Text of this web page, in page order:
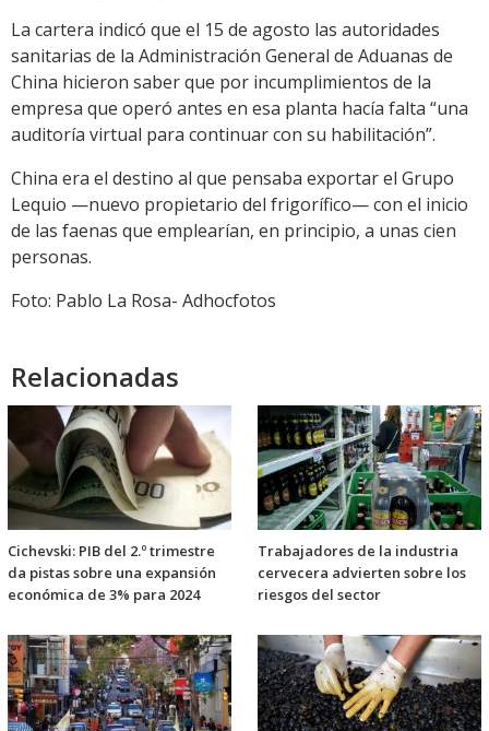
La cartera indicó que el 15 de agosto las autoridades
sanitarias de la Administración General de Aduanas de
China hicieron saber que por incumplimientos de la
empresa que operó antes en esa planta hacía falta “una
auditoría virtual para continuar con su habilitación”.
China era el destino al que pensaba exportar el Grupo
Lequio —nuevo propietario del frigorífico— con el inicio
de las faenas que emplearían, en principio, a unas cien
personas.
Foto: Pablo La Rosa- Adhocfotos
Relacionadas
Cichevski: PIB del 2.º trimestre
da pistas sobre una expansión
económica de 3% para 2024
Trabajadores de la industria
cervecera advierten sobre los
riesgos del sector